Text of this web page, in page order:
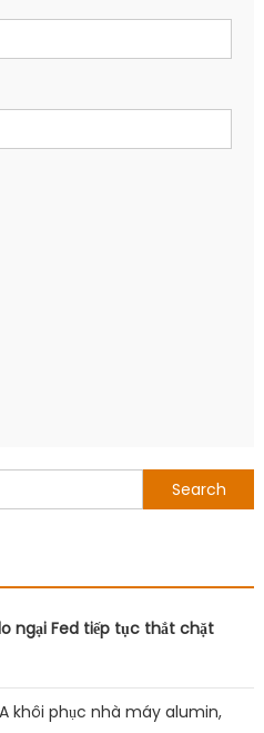
ngại Fed tiếp tục thắt chặt
khôi phục nhà máy alumin,